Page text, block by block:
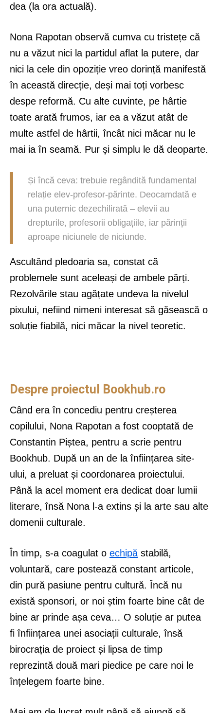
dea (la ora actuală).
Nona Rapotan observă cumva cu tristețe că
nu a văzut nici la partidul aflat la putere, dar
nici la cele din opoziție vreo dorință manifestă
în această direcție, deși mai toți vorbesc
despe reformă. Cu alte cuvinte, pe hârtie
toate arată frumos, iar ea a văzut atât de
multe astfel de hârtii, încât nici măcar nu le
mai ia în seamă. Pur și simplu le dă deoparte.
Și încă ceva: trebuie regândită fundamental
relație elev-profesor-părinte. Deocamdată e
una puternic dezechilirată – elevii au
drepturile, profesorii obligațiile, iar părinții
aproape niciunele de niciunde.
Ascultând pledoaria sa, constat că
problemele sunt aceleași de ambele părți.
Rezolvările stau agățate undeva la nivelul
pixului, nefiind nimeni interesat să găsească o
soluție fiabilă, nici măcar la nivel teoretic.
Despre proiectul Bookhub.ro
Când era în concediu pentru creșterea
copilului, Nona Rapotan a fost cooptată de
Constantin Piștea, pentru a scrie pentru
Bookhub. După un an de la înființarea site-
ului, a preluat și coordonarea proiectului.
Până la acel moment era dedicat doar lumii
literare, însă Nona l-a extins și la arte sau alte
domenii culturale.
În timp, s-a coagulat o echipă stabilă,
voluntară, care postează constant articole,
din pură pasiune pentru cultură. Încă nu
există sponsori, or noi știm foarte bine cât de
bine ar prinde așa ceva… O soluție ar putea
fi înființarea unei asociații culturale, însă
birocrația de proiect și lipsa de timp
reprezintă două mari piedice pe care noi le
înțelegem foarte bine.